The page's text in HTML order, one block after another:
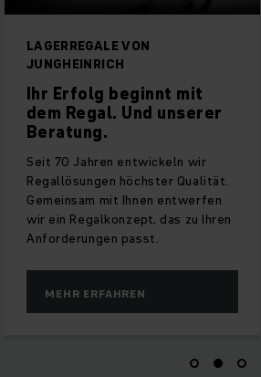
LAGERREGALE VON
JUNGHEINRICH
Ihr Erfolg beginnt mit
dem Regal. Und unserer
Beratung.
Seit 70 Jahren entwickeln wir
Regallösungen höchster Qualität.
Gemeinsam mit Ihnen entwerfen
wir ein Regalkonzept, das zu Ihren
Anforderungen passt.
MEHR ERFAHREN